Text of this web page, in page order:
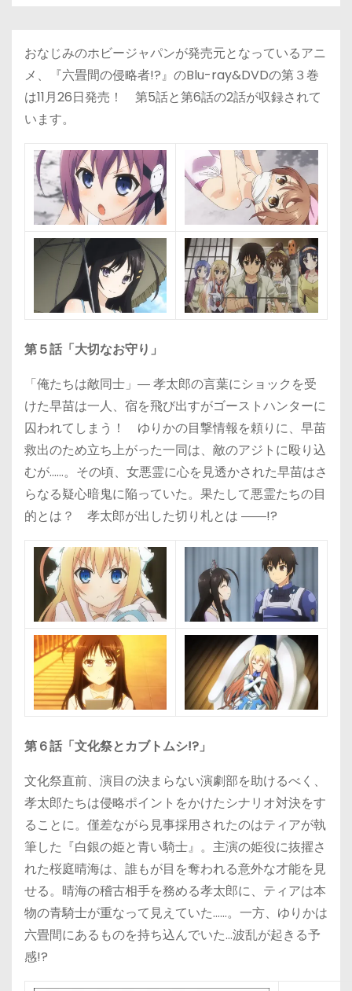
おなじみのホビージャパンが発売元となっているアニ
メ、『六畳間の侵略者!?』のBlu-ray&DVDの第３巻
は11月26日発売！ 第5話と第6話の2話が収録されて
います。
第５話「大切なお守り」
「俺たちは敵同士」― 孝太郎の言葉にショックを受
けた早苗は一人、宿を飛び出すがゴーストハンターに
囚われてしまう！ ゆりかの目撃情報を頼りに、早苗
救出のため立ち上がった一同は、敵のアジトに殴り込
むが……。その頃、女悪霊に心を見透かされた早苗はさ
らなる疑心暗鬼に陥っていた。果たして悪霊たちの目
的とは？ 孝太郎が出した切り札とは ――!?
第６話「文化祭とカブトムシ!?」
文化祭直前、演目の決まらない演劇部を助けるべく、
孝太郎たちは侵略ポイントをかけたシナリオ対決をす
ることに。僅差ながら見事採用されたのはティアが執
筆した『白銀の姫と青い騎士』。主演の姫役に抜擢さ
れた桜庭晴海は、誰もが目を奪われる意外な才能を見
せる。晴海の稽古相手を務める孝太郎に、ティアは本
物の青騎士が重なって見えていた……。一方、ゆりかは
六畳間にあるものを持ち込んでいた…波乱が起きる予
感!?